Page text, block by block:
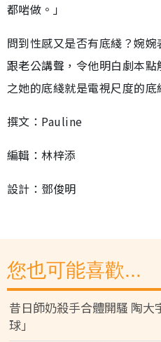
都啱做。」
問到性感又是否有底綫？婉
跟老公講聲，令他明白劇本
之她的底綫就是電視尺度的底
撰文：Pauline
編輯：林梓添
設計：鄧俊明
您也可能喜歡...
昔日師奶殺手合體開騷 陶
球」